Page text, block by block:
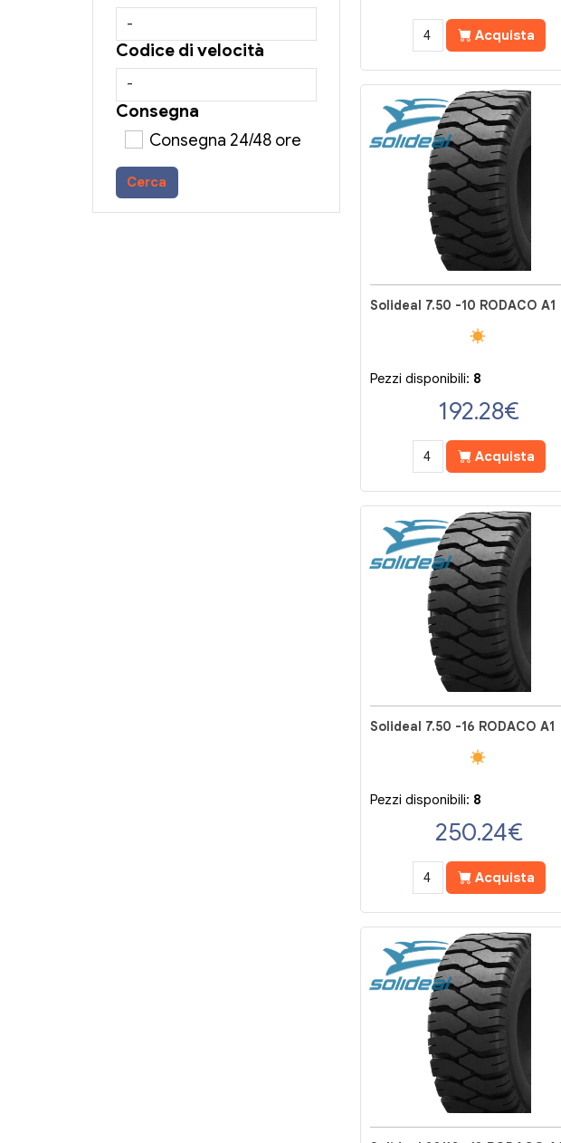
Codice di velocità
Consegna
Consegna 24/48 ore
Cerca
Acquista
Solideal 7.50 -10 RODACO A1
Pezzi disponibili: 8
192.28€
Acquista
Solideal 7.50 -16 RODACO A1
Pezzi disponibili: 8
250.24€
Acquista